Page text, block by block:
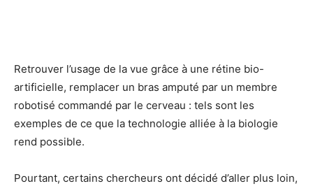
Retrouver l’usage de la vue grâce à une rétine bio-
artificielle, remplacer un bras amputé par un membre
robotisé commandé par le cerveau : tels sont les
exemples de ce que la technologie alliée à la biologie
rend possible.
Pourtant, certains chercheurs ont décidé d’aller plus loin,